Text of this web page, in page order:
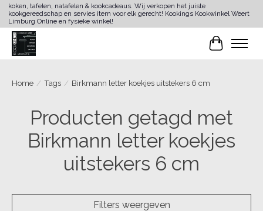
koken, tafelen, natafelen & kookcadeaus. Wij verkopen het juiste
kookgereedschap en servies item voor elk gerecht! Kookings Kookwinkel Weert
Limburg Online en fysieke winkel!
Home / Tags / Birkmann letter koekjes uitstekers 6 cm
Producten getagd met
Birkmann letter koekjes
uitstekers 6 cm
Filters weergeven